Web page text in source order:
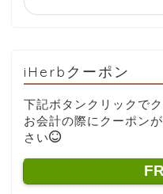
iHerbクーポン
下記ボタンクリックで
お会計の際にクーポン
さい